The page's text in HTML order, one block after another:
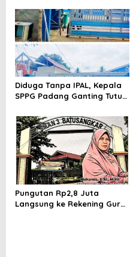
Legalitas Resmi
Diduga Tanpa IPAL, Kepala
SPPG Padang Ganting Tutup
Media Masuk
Pungutan Rp2,8 Juta
Langsung ke Rekening Guru,